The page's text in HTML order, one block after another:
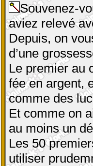
Souvenez-
aviez relevé
Depuis, on
d’une
Le premier au
fée en argent,
comme des
Et comme on
au moins un
Les 50
utiliser